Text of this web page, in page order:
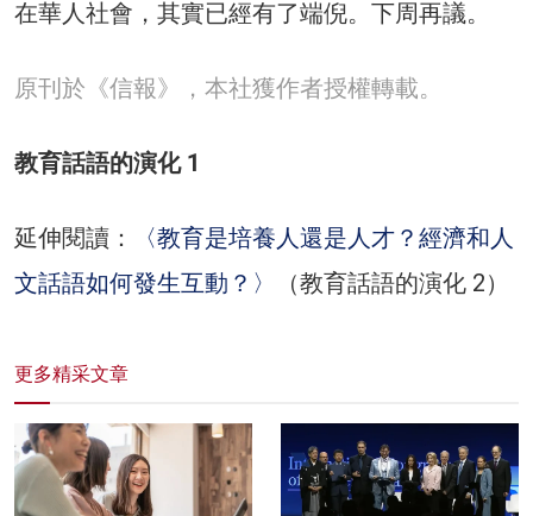
在華人社會，其實已經有了端倪。下周再議。
原刊於《信報》，本社獲作者授權轉載。
教育話語的演化 1
延伸閱讀：
〈教育是培養人還是人才？經濟和人
文話語如何發生互動？〉
（教育話語的演化 2）
更多精采文章